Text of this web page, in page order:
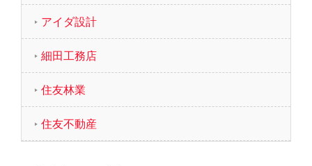
アイダ設計
細田工務店
住友林業
住友不動産